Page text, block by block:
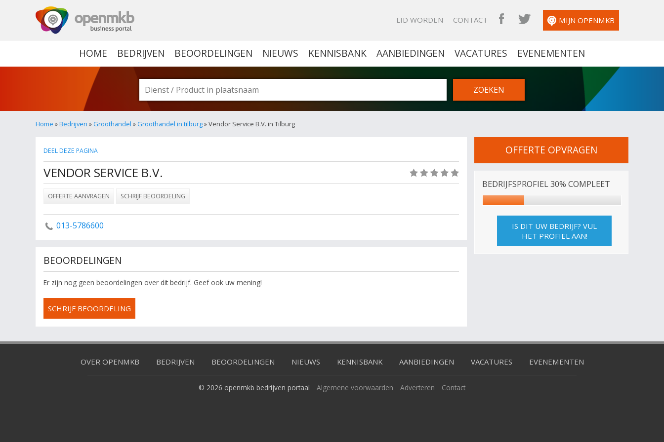
LID WORDEN CONTACT OPENMKB FACEBOOK
OPENMKB TWITTER
MIJN OPENMKB
HOME BEDRIJVEN BEOORDELINGEN NIEUWS KENNISBANK AANBIEDINGEN VACATURES EVENEMENTEN
Home »Bedrijven » Groothandel » Groothandel in tilburg» Vendor Service B.V. in Tilburg
DEEL DEZE PAGINA
VENDOR SERVICE B.V.
OFFERTE AANVRAGEN SCHRIJF BEOORDELING
013-5786600
BEOORDELINGEN
Er zijn nog geen beoordelingen over dit bedrijf. Geef ook uw mening!
SCHRIJF BEOORDELING
OFFERTE OPVRAGEN
BEDRIJFSPROFIEL 30% COMPLEET
IS DIT UW BEDRIJF? VUL
HET PROFIEL AAN!
OVER OPENMKB BEDRIJVEN BEOORDELINGEN NIEUWS KENNISBANK AANBIEDINGEN VACATURES EVENEMENTEN
© 2026 openmkb bedrijven portaal Algemene voorwaarden Adverteren Contact